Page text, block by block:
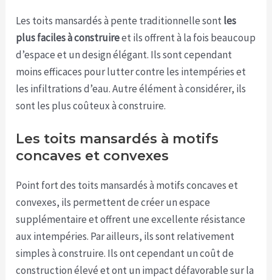
Les toits mansardés à pente traditionnelle sontles
plus faciles à construireet ils offrent à la fois beaucoup
d’espace et un design élégant. Ils sont cependant
moins efficaces pour lutter contre les intempéries et
les infiltrations d’eau. Autre élément à considérer, ils
sont les plus coûteux à construire.
Les toits mansardés à motifs
concaves et convexes
Point fort des toits mansardés à motifs concaves et
convexes, ils permettent de créer un espace
supplémentaire et offrent une excellente résistance
aux intempéries. Par ailleurs, ils sont relativement
simples à construire. Ils ont cependant un coût de
construction élevé et ont un impact défavorable sur la